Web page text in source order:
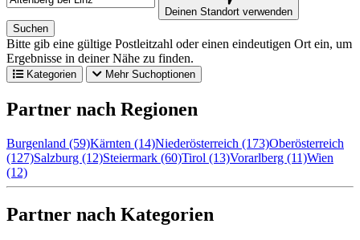
Deinen Standort verwenden
Suchen
Bitte gib eine gültige Postleitzahl oder einen eindeutigen Ort ein, um
Ergebnisse in deiner Nähe zu finden.
Kategorien Mehr Suchoptionen
Partner nach Regionen
Burgenland (59)Kärnten (14)Niederösterreich (173)Oberösterreich
(127)Salzburg (12)Steiermark (60)Tirol (13)Vorarlberg (11)Wien
(12)
Partner nach Kategorien